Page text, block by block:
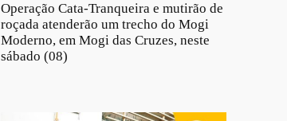
Operação Cata-Tranqueira e mutirão de
roçada atenderão um trecho do Mogi
Moderno, em Mogi das Cruzes, neste
sábado (08)